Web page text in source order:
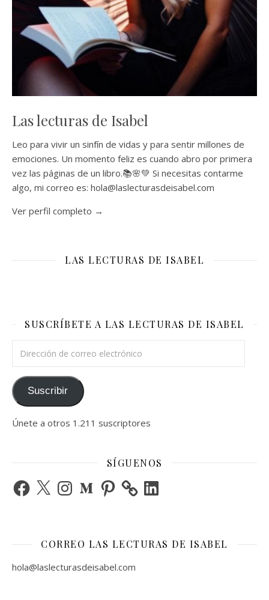
Las lecturas de Isabel
Leo para vivir un sinfín de vidas y para sentir millones de
emociones. Un momento feliz es cuando abro por primera
vez las páginas de un libro.📚🌸💚 Si necesitas contarme
algo, mi correo es: hola@laslecturasdeisabel.com
Ver perfil completo →
LAS LECTURAS DE ISABEL
SUSCRÍBETE A LAS LECTURAS DE ISABEL
Suscribir
Únete a otros 1.211 suscriptores
SÍGUENOS
Facebook
X InstagramMediumPinterest LinkedIn
CORREO LAS LECTURAS DE ISABEL
hola@laslecturasdeisabel.com